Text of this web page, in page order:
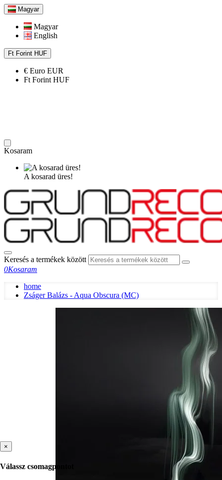
Magyar
Magyar
English
Ft Forint HUF
€ Euro EUR
Ft Forint HUF
Kosaram
A kosarad üres!
Keresés a termékek között
0Kosaram
home
Zságer Balázs - Aqua Obscura (MC)
×
Válassz csomagpontot